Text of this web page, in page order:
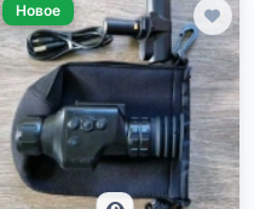
Новое